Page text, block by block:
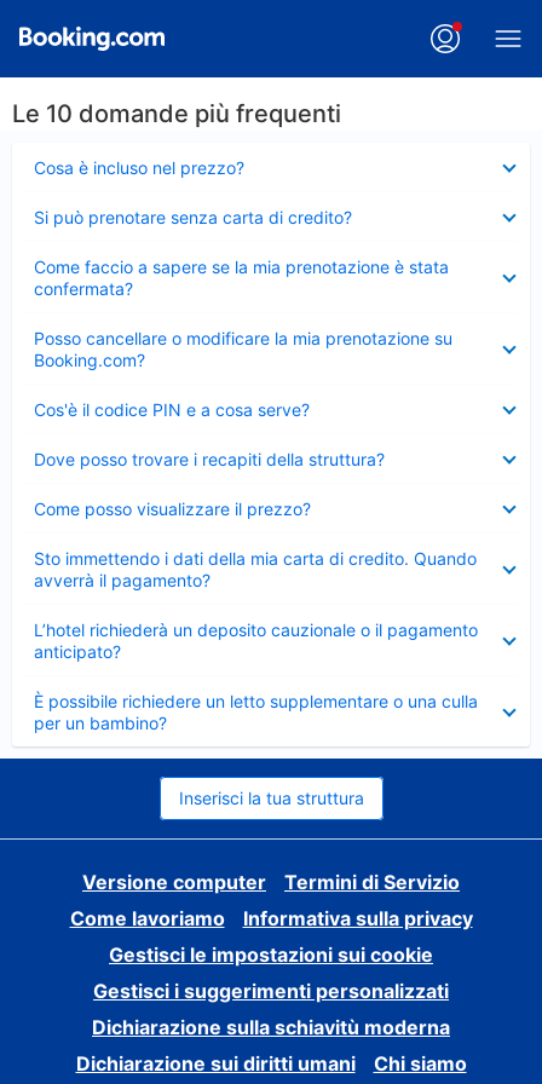
Le 10 domande più frequenti
Cosa è incluso nel prezzo?
chiuso
Si può prenotare senza carta di credito?
chiuso
Come faccio a sapere se la mia prenotazione è stata
confermata?
chiuso
Posso cancellare o modificare la mia prenotazione su
Booking.com?
chiuso
Cos'è il codice PIN e a cosa serve?
chiuso
Dove posso trovare i recapiti della struttura?
chiuso
Come posso visualizzare il prezzo?
chiuso
Sto immettendo i dati della mia carta di credito. Quando
avverrà il pagamento?
chiuso
L’hotel richiederà un deposito cauzionale o il pagamento
anticipato?
chiuso
È possibile richiedere un letto supplementare o una culla
per un bambino?
Elemento
chiuso
Inserisci la tua struttura
Versione computer
Termini di Servizio
Come lavoriamo
Informativa sulla privacy
Gestisci le impostazioni sui cookie
Gestisci i suggerimenti personalizzati
Dichiarazione sulla schiavitù moderna
Dichiarazione sui diritti umani
Chi siamo